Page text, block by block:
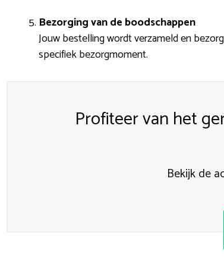
Bezorging van de boodschappen
Jouw bestelling wordt verzameld en
specifiek bezorgmoment.
Profiteer van het
Bekijk de